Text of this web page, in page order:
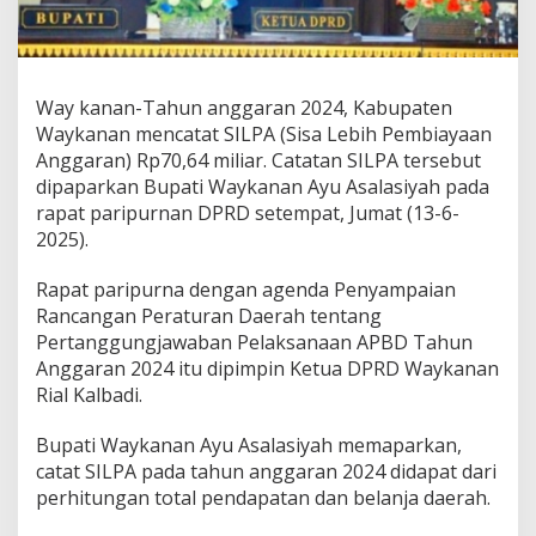
c
a
t
t
S
I
L
P
A
s
a
L
b
P
e
b
Way kanan-Tahun anggaran 2024, Kabupaten
Waykanan mencatat SILPA (Sisa Lebih Pembiayaan
Anggaran) Rp70,64 miliar. Catatan SILPA tersebut
dipaparkan Bupati Waykanan Ayu Asalasiyah pada
rapat paripurnan DPRD setempat, Jumat (13-6-
2025).
Rapat paripurna dengan agenda Penyampaian
Rancangan Peraturan Daerah tentang
Pertanggungjawaban Pelaksanaan APBD Tahun
Anggaran 2024 itu dipimpin Ketua DPRD Waykanan
Rial Kalbadi.
Bupati Waykanan Ayu Asalasiyah memaparkan,
catat SILPA pada tahun anggaran 2024 didapat dari
perhitungan total pendapatan dan belanja daerah.